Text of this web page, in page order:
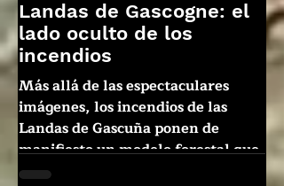
Landas de Gascogne: el
lado oculto de los
incendios
Más allá de las espectaculares
imágenes, los incendios de las
Landas de Gascuña ponen de
manifiesto un modelo forestal que
está llegando al límite. ¿Quién va a